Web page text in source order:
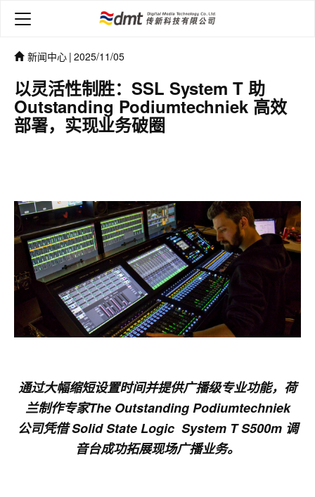
新闻中心 | 2025/11/05
以灵活性制胜：SSL System T 助
Outstanding Podiumtechniek 高效
部署，实现业务破圈
通过大幅缩短设置时间并提供广播级专业功能，荷
兰制作专家The Outstanding Podiumtechniek
公司凭借 Solid State Logic System T S500m 调
音台成功拓展现场广播业务。